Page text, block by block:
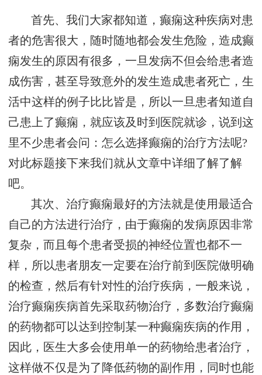
首先、我们大家都知道，癫痫这种疾病对患
者的危害很大，随时随地都会发生危险，造成癫
痫发生的原因有很多，一旦发病不但会给患者造
成伤害，甚至导致意外的发生造成患者死亡，生
活中这样的例子比比皆是，所以一旦患者知道自
己患上了癫痫，就应该及时到医院就诊，说到这
里不少患者会问：怎么选择癫痫的治疗方法呢?
对此标题接下来我们就从文章中详细了解了解
吧。
其次、治疗癫痫最好的方法就是使用最适合
自己的方法进行治疗，由于癫痫的发病原因非常
复杂，而且每个患者受损的神经位置也都不一
样，所以患者朋友一定要在治疗前到医院做明确
的检查，然后有针对性的治疗疾病，一般来说，
治疗癫痫疾病首先采取药物治疗，多数治疗癫痫
的药物都可以达到控制某一种癫痫疾病的作用，
因此，医生大多会使用单一的药物给患者治疗，
这样做不仅是为了降低药物的副作用，同时也能